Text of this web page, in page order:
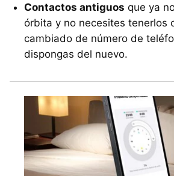
Contactos antiguos que ya
órbita y no necesites tenerlos
cambiado de número de
dispongas del nuevo.